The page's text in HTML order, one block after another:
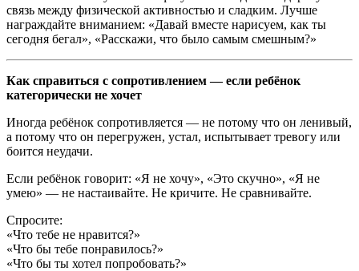
связь между физической активностью и сладким. Лучше
награждайте вниманием: «Давай вместе нарисуем, как ты
сегодня бегал», «Расскажи, что было самым смешным?»
Как справиться с сопротивлением — если ребёнок
категорически не хочет
Иногда ребёнок сопротивляется — не потому что он ленивый,
а потому что он перегружен, устал, испытывает тревогу или
боится неудачи.
Если ребёнок говорит: «Я не хочу», «Это скучно», «Я не
умею» — не настаивайте. Не кричите. Не сравнивайте.
Спросите:
«Что тебе не нравится?»
«Что бы тебе понравилось?»
«Что бы ты хотел попробовать?»